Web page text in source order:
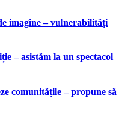
imagine – vulnerabilități
– asistăm la un spectacol
comunitățile – propune să